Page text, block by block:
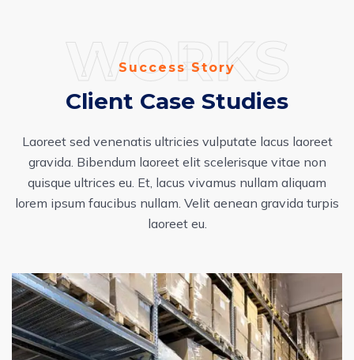
WORKS
Success Story
Client Case Studies
Laoreet sed venenatis ultricies vulputate lacus laoreet
gravida. Bibendum laoreet elit scelerisque vitae non
quisque ultrices eu. Et, lacus vivamus nullam aliquam
lorem ipsum faucibus nullam. Velit aenean gravida turpis
laoreet eu.